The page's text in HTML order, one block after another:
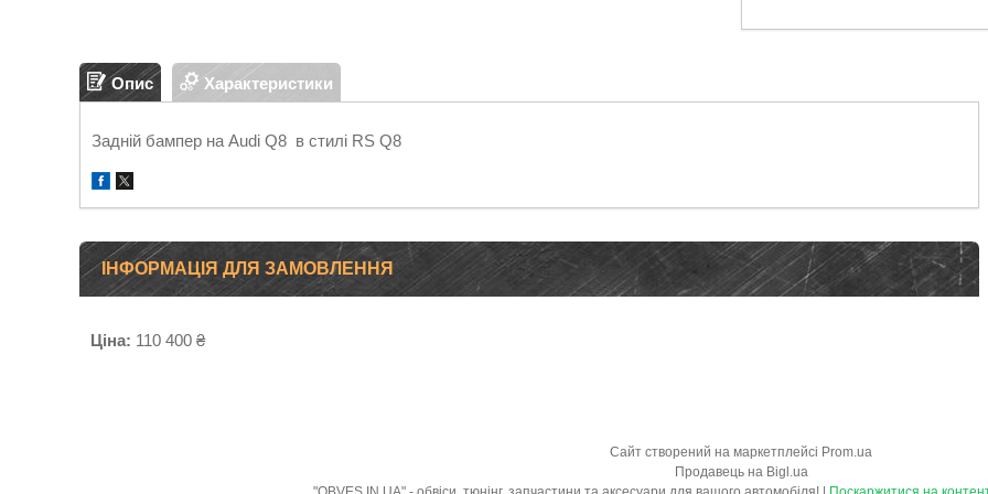
Опис Характеристики
Задній бампер на Audi Q8 в стилі RS Q8
ІНФОРМАЦІЯ ДЛЯ ЗАМОВЛЕННЯ
Ціна: 110 400 ₴
Сайт створений на маркетплейсі Prom.ua
Продавець на Bigl.ua